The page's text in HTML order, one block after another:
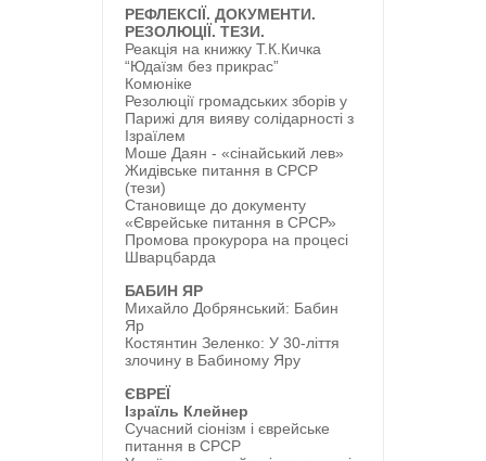
РЕФЛЕКСІЇ. ДОКУМЕНТИ.
РЕЗОЛЮЦІЇ. ТЕЗИ.
Реакція на книжку Т.К.Кичка
“Юдаїзм без прикрас”
Комюніке
Резолюції громадських зборів у
Парижі для вияву солідарності з
Ізраїлем
Моше Даян - «сінайський лев»
Жидівське питання в СРСР
(тези)
Становище до документу
«Єврейське питання в СРСР»
Промова прокурора на процесі
Шварцбарда
БАБИН ЯР
Михайло Добрянський: Бабин
Яр
Костянтин Зеленко: У 30-ліття
злочину в Бабиному Яру
ЄВРЕЇ
Ізраїль Клейнер
Сучасний сіонізм і єврейське
питання в СРСР